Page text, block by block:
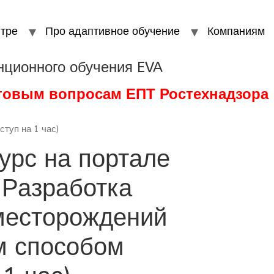
Про адаптивное обучение Компаниям
обучения EVA
вопросам ЕПТ Ростехнадзора
на 1 час)
на портале
способом